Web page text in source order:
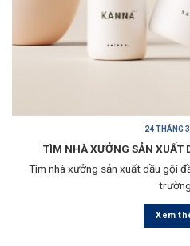
24 THÁNG
TÌM NHÀ XƯỞNG SẢN XUẤT
Tìm nhà xưởng sản xuất dầu gội
Xem